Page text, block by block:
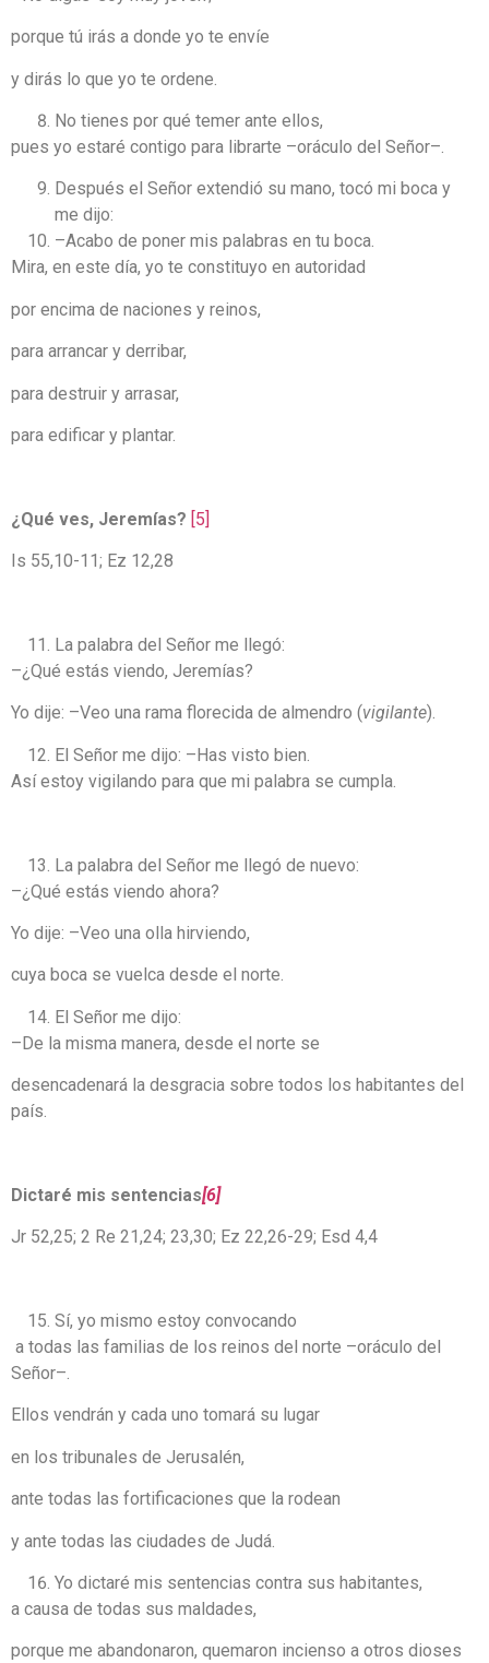
porque tú irás a donde yo te envíe
y dirás lo que yo te ordene.
No tienes por qué temer ante ellos,
pues yo estaré contigo para librarte –oráculo del Señor–.
Después el Señor extendió su mano, tocó mi boca y
me dijo:
–Acabo de poner mis palabras en tu boca.
Mira, en este día, yo te constituyo en autoridad
por encima de naciones y reinos,
para arrancar y derribar,
para destruir y arrasar,
para edificar y plantar.
¿Qué ves, Jeremías? [5]
Is 55,10-11; Ez 12,28
La palabra del Señor me llegó:
–¿Qué estás viendo, Jeremías?
Yo dije: –Veo una rama florecida de almendro (vigilante).
El Señor me dijo: –Has visto bien.
Así estoy vigilando para que mi palabra se cumpla.
La palabra del Señor me llegó de nuevo:
–¿Qué estás viendo ahora?
Yo dije: –Veo una olla hirviendo,
cuya boca se vuelca desde el norte.
El Señor me dijo:
–De la misma manera, desde el norte se
desencadenará la desgracia sobre todos los habitantes del
país.
Dictaré mis sentencias[6]
Jr 52,25; 2 Re 21,24; 23,30; Ez 22,26-29; Esd 4,4
Sí, yo mismo estoy convocando
a todas las familias de los reinos del norte –oráculo del
Señor–.
Ellos vendrán y cada uno tomará su lugar
en los tribunales de Jerusalén,
ante todas las fortificaciones que la rodean
y ante todas las ciudades de Judá.
Yo dictaré mis sentencias contra sus habitantes,
a causa de todas sus maldades,
porque me abandonaron, quemaron incienso a otros dioses